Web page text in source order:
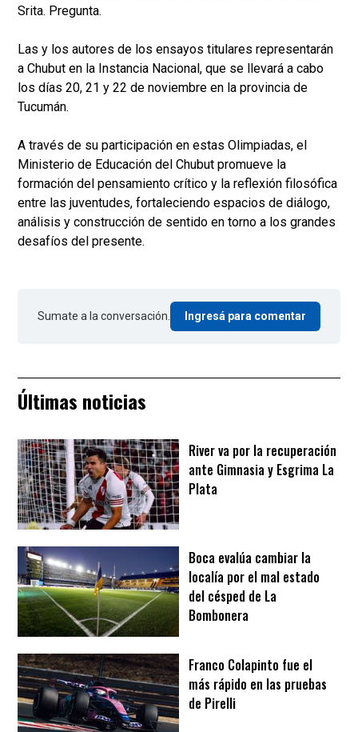
Srita. Pregunta.
Las y los autores de los ensayos titulares representarán
a Chubut en la Instancia Nacional, que se llevará a cabo
los días 20, 21 y 22 de noviembre en la provincia de
Tucumán.
A través de su participación en estas Olimpiadas, el
Ministerio de Educación del Chubut promueve la
formación del pensamiento crítico y la reflexión filosófica
entre las juventudes, fortaleciendo espacios de diálogo,
análisis y construcción de sentido en torno a los grandes
desafíos del presente.
Sumate a la conversación. Ingresá para comentar
Últimas noticias
River va por la recuperación
ante Gimnasia y Esgrima La
Plata
Boca evalúa cambiar la
localía por el mal estado
del césped de La
Bombonera
Franco Colapinto fue el
más rápido en las pruebas
de Pirelli